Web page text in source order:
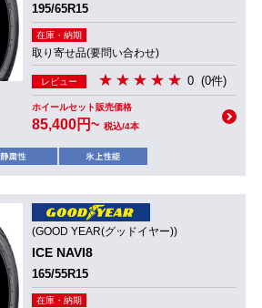
195/65R15
在庫・納期
取り寄せ品(要問い合わせ)
レビュー 0 (0件)
ホイールセット販売価格
85,400円~ 税込/4本
(GOOD YEAR(グッドイヤー))
ICE NAVI8
165/55R15
在庫・納期